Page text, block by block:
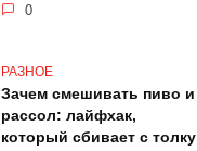
0
РАЗНОЕ
Зачем смешивать пиво и
рассол: лайфхак,
который сбивает с толку